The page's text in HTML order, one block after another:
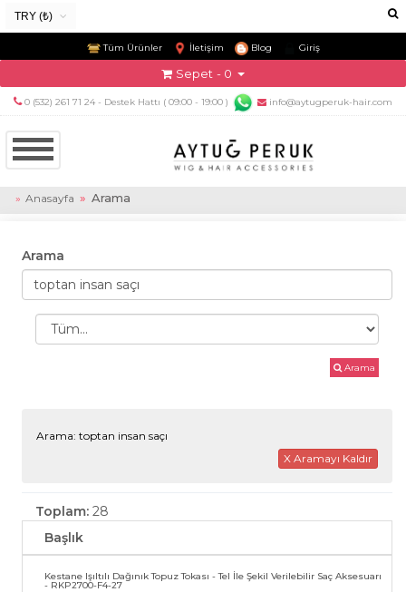
TRY (₺)
TRY (₺)
Tüm Ürünler İletişim Blog Giriş
Sepet - 0
0 (532) 261 71 24 - Destek Hattı ( 09:00 - 19:00 ) info@aytugperuk-hair.com
Anasayfa Arama
Arama
Arama
Arama: toptan insan saçı
X Aramayı Kaldır
Toplam: 28
Başlık
Kestane Işıltılı Dağınık Topuz Tokası - Tel İle Şekil Verilebilir Saç Aksesuarı
- RKP2700-F4-27